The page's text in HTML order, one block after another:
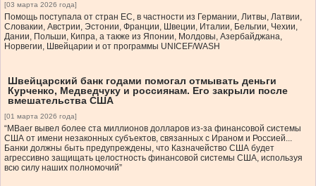
[03 марта 2026 года]
Помощь поступала от стран ЕС, в частности из Германии, Литвы, Латвии,
Словакии, Австрии, Эстонии, Франции, Швеции, Италии, Бельгии, Чехии,
Дании, Польши, Кипра, а также из Японии, Молдовы, Азербайджана,
Норвегии, Швейцарии и от программы UNICEF/WASH
Швейцарский банк годами помогал отмывать деньги
Курченко, Медведчуку и россиянам. Его закрыли после
вмешательства США
[01 марта 2026 года]
“MBaer вывел более ста миллионов долларов из-за финансовой системы
США от имени незаконных субъектов, связанных с Ираном и Россией...
Банки должны быть предупреждены, что Казначейство США будет
агрессивно защищать целостность финансовой системы США, используя
всю силу наших полномочий”